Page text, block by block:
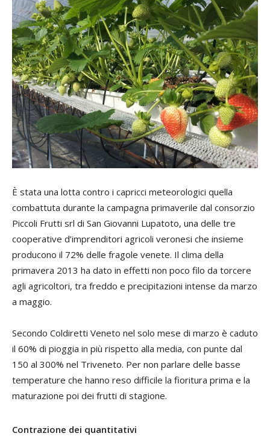
È stata una lotta contro i capricci meteorologici quella
combattuta durante la campagna primaverile dal consorzio
Piccoli Frutti srl di San Giovanni Lupatoto, una delle tre
cooperative d’imprenditori agricoli veronesi che insieme
producono il 72% delle fragole venete. Il clima della
primavera 2013 ha dato in effetti non poco filo da torcere
agli agricoltori, tra freddo e precipitazioni intense da marzo
a maggio.
Secondo Coldiretti Veneto nel solo mese di marzo è caduto
il 60% di pioggia in più rispetto alla media, con punte dal
150 al 300% nel Triveneto. Per non parlare delle basse
temperature che hanno reso difficile la fioritura prima e la
maturazione poi dei frutti di stagione.
Contrazione dei quantitativi